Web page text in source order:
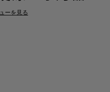
ーを見る